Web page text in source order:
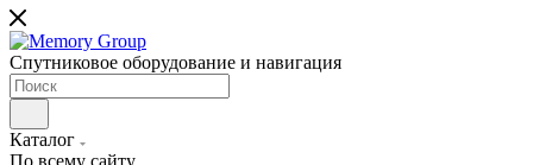
Спутниковое оборудование и навигация
Каталог
По всему сайту